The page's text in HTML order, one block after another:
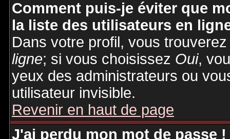
Comment puis-je éviter que
la liste des utilisateurs en
Dans votre profil, vous
ligne; si vous choisissezOui,
yeux des administrateurs ou
utilisateur invisible.
Revenir en haut de page
J'ai perdu mon mot de passe !